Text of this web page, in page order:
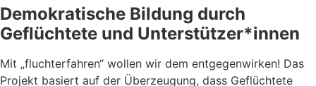
Demokratische Bildung durch
Geflüchtete und Unterstützer*innen
Mit „fluchterfahren“ wollen wir dem entgegenwirken! Das
Projekt basiert auf der Überzeugung, dass Geflüchtete